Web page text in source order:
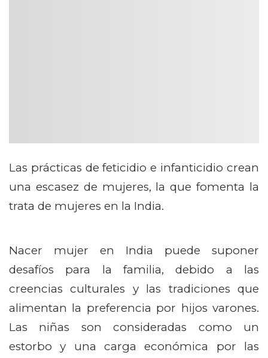
Las prácticas de feticidio e infanticidio crean
una escasez de mujeres, la que fomenta la
trata de mujeres en la India.
Nacer mujer en India puede suponer
desafíos para la familia, debido a las
creencias culturales y las tradiciones que
alimentan la preferencia por hijos varones.
Las niñas son consideradas como un
estorbo y una carga económica por las